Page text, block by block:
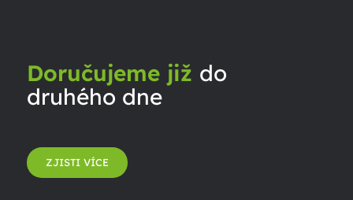
Doručujeme již do
druhého dne
ZJISTI VÍCE